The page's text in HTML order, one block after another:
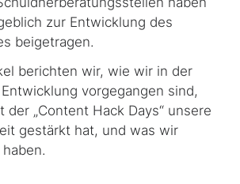
zur Entwicklung des
bei­ge­tragen.
berichten wir, wie wir in der
vorgegangen sind,
der „Content Hack Days“ unsere
gestärkt hat, und was wir